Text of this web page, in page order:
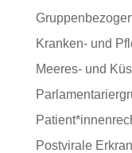
Kranken- und
Meeres- und
Postvirale